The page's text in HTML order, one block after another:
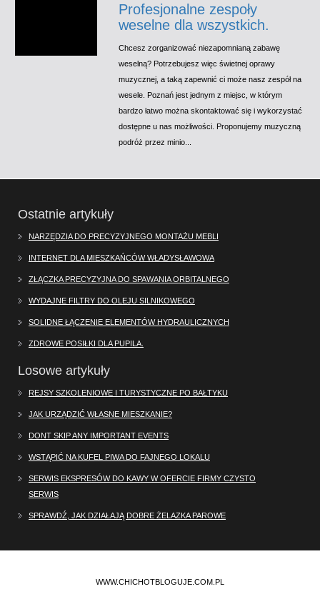
Profesjonalne zespoły
weselne dla wszystkich.
Chcesz zorganizować niezapomnianą zabawę
weselną? Potrzebujesz więc świetnej oprawy
muzycznej, a taką zapewnić ci może nasz zespół na
wesele. Poznań jest jednym z miejsc, w którym
bardzo łatwo można skontaktować się i wykorzystać
dostępne u nas możliwości. Proponujemy muzyczną
podróż przez minio...
Ostatnie artykuły
NARZĘDZIA DO PRECYZYJNEGO MONTAŻU MEBLI
INTERNET DLA MIESZKAŃCÓW WŁADYSŁAWOWA
ZŁĄCZKA PRECYZYJNA DO SPAWANIA ORBITALNEGO
WYDAJNE FILTRY DO OLEJU SILNIKOWEGO
SOLIDNE ŁĄCZENIE ELEMENTÓW HYDRAULICZNYCH
ZDROWE POSIŁKI DLA PUPILA.
Losowe artykuły
REJSY SZKOLENIOWE I TURYSTYCZNE PO BAŁTYKU
JAK URZĄDZIĆ WŁASNE MIESZKANIE?
DONT SKIP ANY IMPORTANT EVENTS
WSTĄPIĆ NA KUFEL PIWA DO FAJNEGO LOKALU
SERWIS EKSPRESÓW DO KAWY W OFERCIE FIRMY CZYSTO
SERWIS
SPRAWDŹ, JAK DZIAŁAJĄ DOBRE ŻELAZKA PAROWE
WWW.CHICHOTBLOGUJE.COM.PL